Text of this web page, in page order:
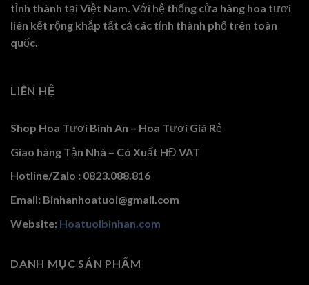
tỉnh thành tại Việt Nam. Với hệ thống cửa hàng hoa tươi
liên kết rộng khắp tất cả các tỉnh thành phố trên toàn
quốc.
LIÊN HỆ
Shop Hoa Tươi Bình An – Hoa Tươi Giá Rẻ
Giao hàng Tận Nhà – Có Xuất HĐ VAT
Hotline/Zalo : 0823.088.816
Email: Binhanhoatuoi@gmail.com
Website: Hoatuoibinhan.com
DANH MỤC SẢN PHẨM